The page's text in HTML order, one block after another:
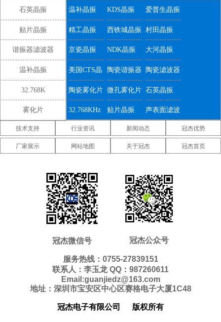
石英晶振
贴片晶振
谐振器滤波器
温补晶振
32.768K
雾化片
温补晶振 KDS晶振 爱普生晶振
精工晶振 西铁城晶振 村田晶振
京瓷晶振 NDK晶振 大河晶振
美国CTS晶
振
陶瓷谐振器 陶瓷滤波器
陶瓷雾化片 微孔雾化片 石英晶振
32.768KHz 贴片晶振 声表面滤波
器
IDT晶振 微晶晶振 康纳温菲尔
德晶振
高利奇晶振 Jauch晶振 Abracon晶
振
美国拉隆晶
振
美国格林雷
工业晶振
美国SiTime
晶振
美国 美国Statek 新西兰瑞康
振 振 振
2520贴片晶
振
2016贴片晶
振
1612贴片晶
振
10.4*4.0mm
贴片晶振
8.0*3.8mm
贴片晶振
7.1*3.3mm
贴片晶振
7.0*1.5mm 5.0*1.8mm 4.1*1.5mm
技术支持 行业资讯 新闻动态 冠杰优势
厂家展示 网站地图 关于冠杰 冠杰首页
冠杰微信号 冠杰公众号
服务热线：0755-27839151
联系人：李玉龙 QQ：987260611
Email:guanjiedz@163.com
地址：深圳市宝安区中心区赛格电子大厦1C48
冠杰电子有限公司 版权所有